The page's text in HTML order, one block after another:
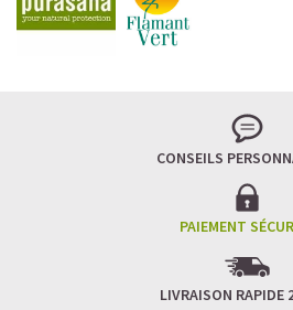
CONSEILS
PAIEMENT
LIVRAISON RAPIDE